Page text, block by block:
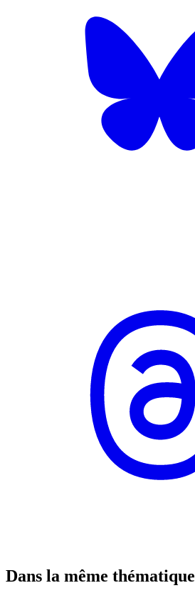
Dans la même thématique